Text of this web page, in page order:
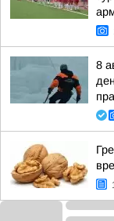
8